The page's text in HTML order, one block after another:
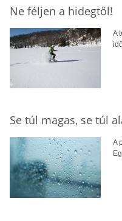
Ne féljen a hidegtől!
A
Se túl magas, se túl
A